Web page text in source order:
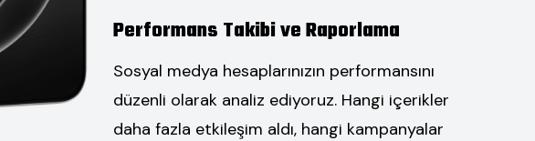
Performans Takibi ve Raporlama
Sosyal medya hesaplarınızın performansını
düzenli olarak analiz ediyoruz. Hangi içerikler
daha fazla etkileşim aldı, hangi kampanyalar